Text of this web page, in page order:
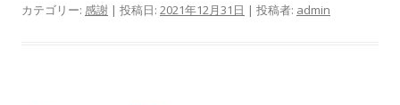
カテゴリー: 感謝 | 投稿日: 2021年12月31日 | 投稿者: admin